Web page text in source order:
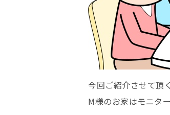
今回ご紹介させて頂
M様のお家はモニタ